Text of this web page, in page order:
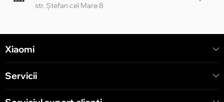
str. Ștefan cel Mare 8
Xiaomi
Servicii